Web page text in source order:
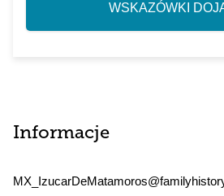
WSKAZÓWKI
Informacje